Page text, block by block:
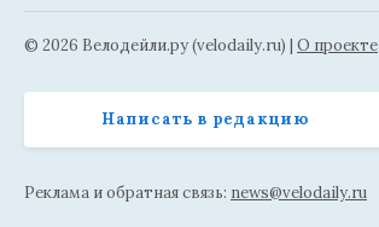
© 2026 Велодейли.ру (velodaily.ru) | О проекте
Написать в редакцию
Реклама и обратная связь: news@velodaily.ru